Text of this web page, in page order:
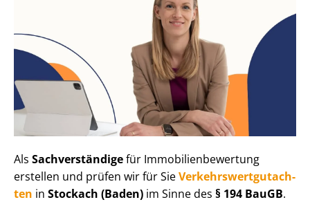
Als Sachverständigefür Im­mo­bi­li­en­be­wer­tung
erstellen und prüfen wir für SieVer­kehrs­wert­gut­ach­
ten in Stockach (Baden) im Sinne des § 194 BauGB.